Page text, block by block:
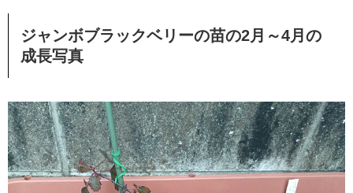
ジャンボブラックベリーの苗の2月～4月の
成長写真